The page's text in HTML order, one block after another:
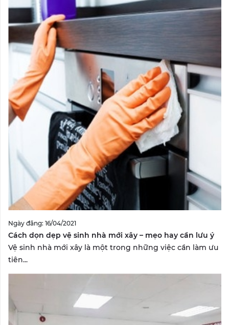
Ngày đăng: 16/04/2021
Cách dọn dẹp vệ sinh nhà mới xây – mẹo hay cần lưu ý
Vệ sinh nhà mới xây là một trong những việc cần làm ưu
tiên...